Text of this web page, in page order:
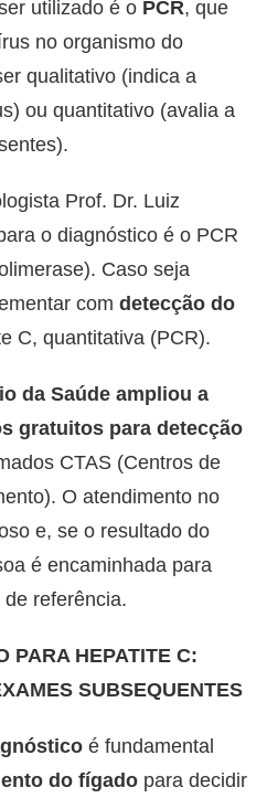
utilizado é o PCR, que
no organismo do
qualitativo (indica a
ou quantitativo (avalia a
Prof. Dr. Luiz
o diagnóstico é o PCR
Caso seja
com detecção do
C, quantitativa (PCR).
da Saúde ampliou a
gratuitos para detecção
CTAS (Centros de
O atendimento no
e, se o resultado do
é encaminhada para
referência.
PARA HEPATITE C:
SUBSEQUENTES
é fundamental
do fígado para decidir